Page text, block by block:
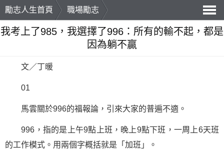
勵志人生首頁
職場勵志
導
我考上了985，我選擇了996：所有的輸不起，都是
因為躺不贏
文／丁暖
01
馬雲關於996的福報論，引來大家的普遍不適。
996，指的是上午9點上班，晚上9點下班，一周上6天班
的工作模式。用兩個字概括就是「加班」。